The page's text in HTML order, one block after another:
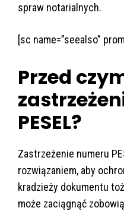
spraw notarialnych.
[sc name=”seealso”
Przed
PESEL?
Zastrzeżenie numeru
rozwiązaniem, aby
kradzieży dokumentu
może zaciągnąć